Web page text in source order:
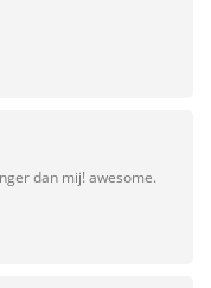
dan mij! awesome.